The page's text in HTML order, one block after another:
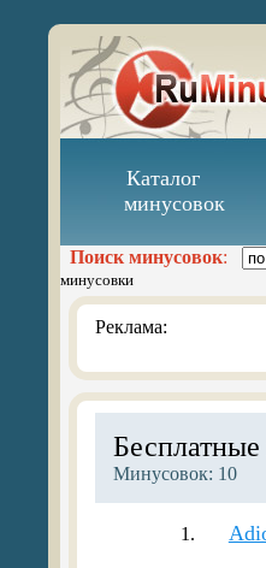
Каталог
минусовок
Поиск минусовок:
минусовки
Реклама:
Минусовок: 10
1.